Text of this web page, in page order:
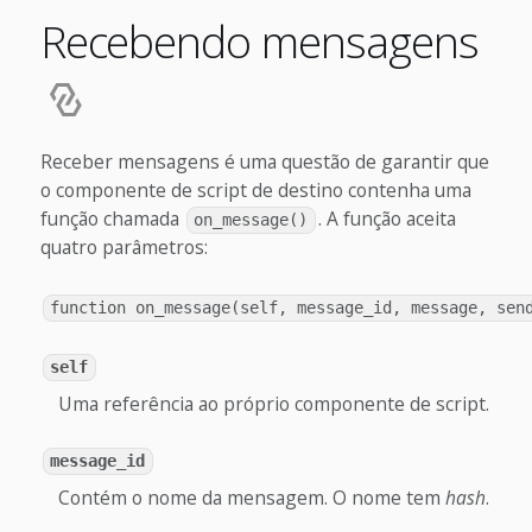
Recebendo mensagens
Receber mensagens é uma questão de garantir que
o componente de script de destino contenha uma
função chamada
on_message()
. A função aceita
quatro parâmetros:
function on_message(self, message_id, message,
self
Uma referência ao próprio componente de script.
message_id
Contém o nome da mensagem. O nome temhash.